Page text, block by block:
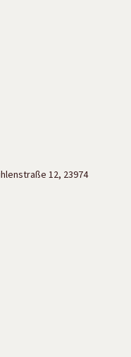
12, 23974